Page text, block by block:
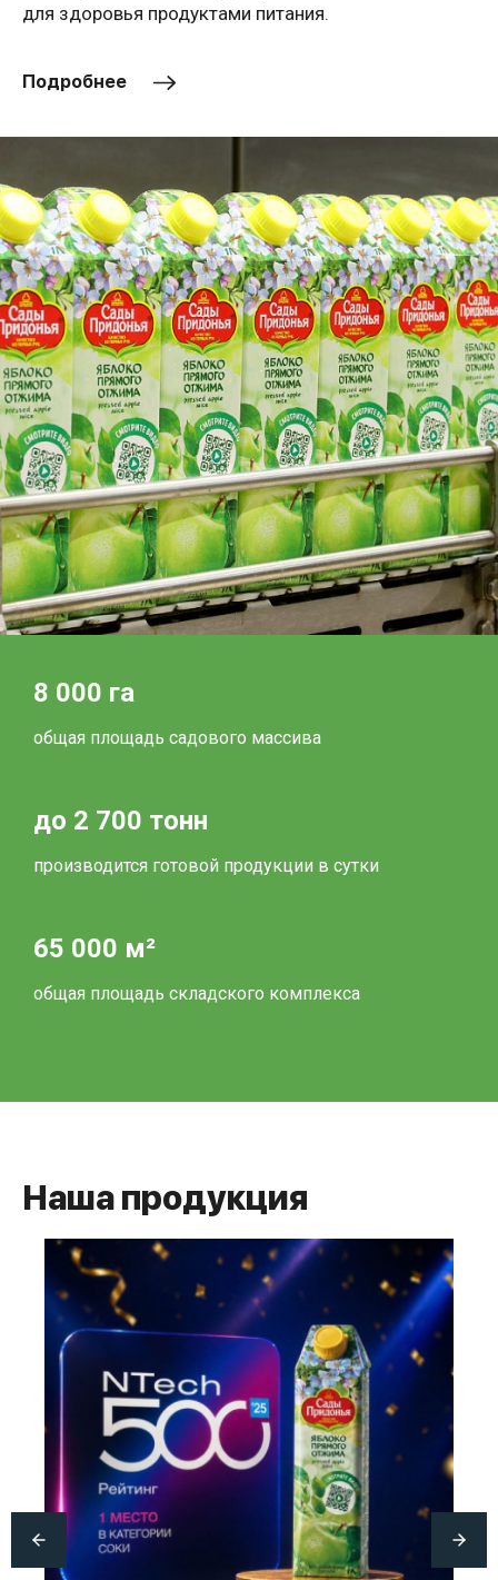
для здоровья продуктами питания.
Подробнее
8 000 га
общая площадь садового массива
до 2 700 тонн
производится готовой продукции в сутки
65 000 м²
общая площадь складского комплекса
Наша продукция